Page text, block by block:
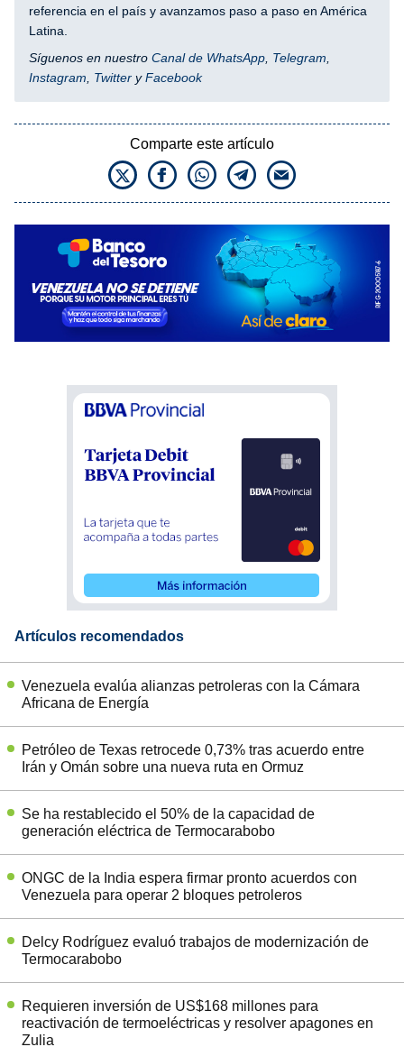
referencia en el país y avanzamos paso a paso en América
Latina.
Síguenos en nuestro Canal de WhatsApp Telegram
Instagram
Twitter yFacebook
Comparte este artículo
Artículos recomendados
Venezuela evalúa alianzas petroleras con la Cámara
Africana de Energía
Petróleo de Texas retrocede 0,73% tras acuerdo entre
Irán y Omán sobre una nueva ruta en Ormuz
Se ha restablecido el 50% de la capacidad de
generación eléctrica de Termocarabobo
ONGC de la India espera firmar pronto acuerdos con
Venezuela para operar 2 bloques petroleros
Delcy Rodríguez evaluó trabajos de modernización de
Termocarabobo
Requieren inversión de US$168 millones para
reactivación de termoeléctricas y resolver apagones en
Zulia